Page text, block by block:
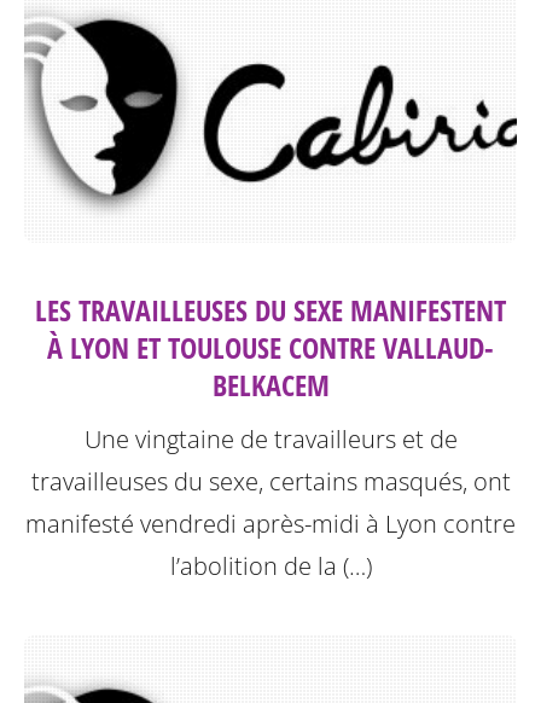
LES TRAVAILLEUSES DU SEXE MANIFESTENT
À LYON ET TOULOUSE CONTRE VALLAUD-
BELKACEM
Une vingtaine de travailleurs et de
travailleuses du sexe, certains masqués, ont
manifesté vendredi après-midi à Lyon contre
l’abolition de la (…)